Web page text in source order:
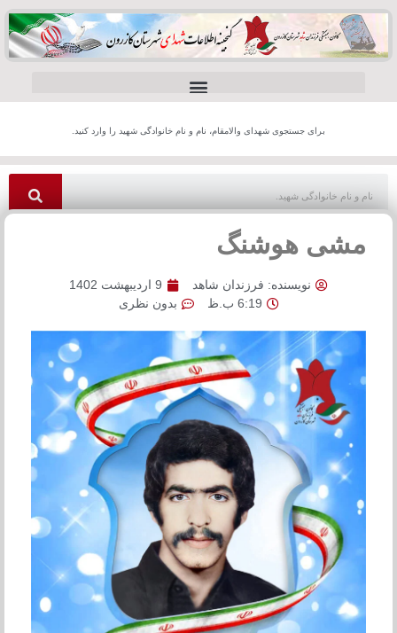
برای جستجوی شهدای والامقام، نام و نام خانوادگی شهید را وارد کنید.
مشی هوشنگ
نویسنده: فرزندان شاهد
9 اردیبهشت 1402
6:19 ب.ظ
بدون نظری